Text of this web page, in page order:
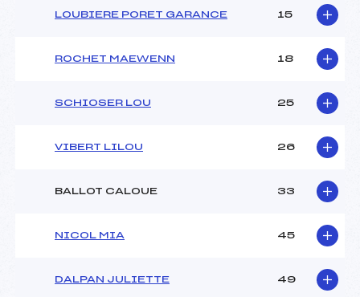
LOUBIERE PORET GARANCE 15
ROCHET MAEWENN 18
SCHIOSER LOU 25
VIBERT LILOU 26
BALLOT CALOUE 33
NICOL MIA 45
DALPAN JULIETTE 49